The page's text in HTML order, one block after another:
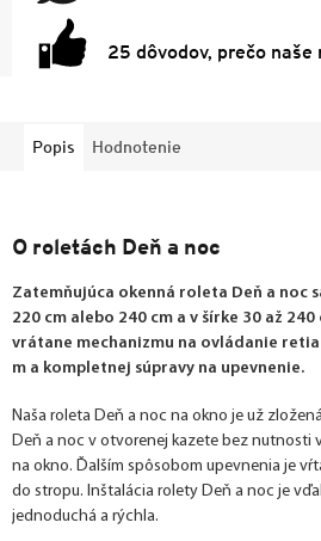
25 dôvodov, prečo naše
Popis Hodnotenie
O roletách Deň a noc
Zatemňujúca okenná roleta Deň a noc
220 cm alebo 240 cm a v šírke 30 až
vrátane mechanizmu na ovládanie
m a kompletnej súpravy na upevnenie.
Naša roleta Deň a noc na okno je už
Deň a noc v otvorenej kazete bez nutnosti
na okno. Ďalším spôsobom upevnenia je
do stropu. Inštalácia rolety Deň a noc je
jednoduchá a rýchla.